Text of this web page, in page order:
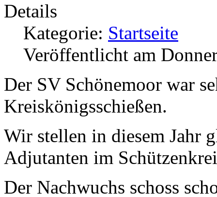
Details
Kategorie: Startseite
Veröffentlicht am
Der SV Schönemoor war
Kreiskönigsschießen.
Wir stellen in diesem Jahr
Adjutanten im
Der Nachwuchs schoss